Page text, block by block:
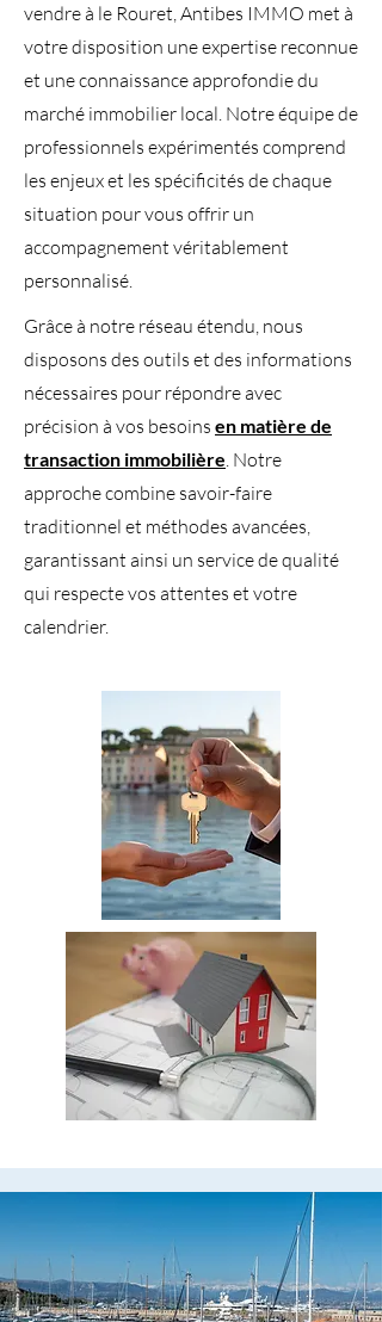
vendre à le Rouret, Antibes IMMO met à
votre disposition une expertise reconnue
et une connaissance approfondie du
marché immobilier local. Notre équipe de
professionnels expérimentés comprend
les enjeux et les spécificités de chaque
situation pour vous offrir un
accompagnement véritablement
personnalisé.
Grâce à notre réseau étendu, nous
disposons des outils et des informations
nécessaires pour répondre avec
précision à vos besoins en matière de
transaction immobilière. Notre
approche combine savoir-faire
traditionnel et méthodes avancées,
garantissant ainsi un service de qualité
qui respecte vos attentes et votre
calendrier.